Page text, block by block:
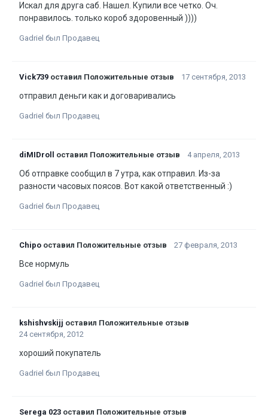
Искал для друга саб. Нашел. Купили все четко. Оч.
понравилось. только короб здоровенный ))))
Gadriel был Продавец
Vick739 оставил Положительные отзыв 17 сентября, 2013
отправил деньги как и договаривались
Gadriel был Продавец
diMIDroll оставил Положительные отзыв 4 апреля, 2013
Об отправке сообщил в 7 утра, как отправил. Из-за
разности часовых поясов. Вот какой ответственный :)
Gadriel был Продавец
Chipo оставил Положительные отзыв 27 февраля, 2013
Все нормуль
Gadriel был Продавец
kshishvskijj оставил Положительные отзыв
24 сентября, 2012
хороший покупатель
Gadriel был Продавец
Serega 023 оставил Положительные отзыв